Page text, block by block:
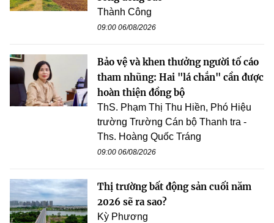
Thành Công
09:00 06/08/2026
Bảo vệ và khen thưởng người tố cáo
tham nhũng: Hai "lá chắn" cần được
hoàn thiện đồng bộ
ThS. Phạm Thị Thu Hiền, Phó Hiệu
trường Trường Cán bộ Thanh tra -
Ths. Hoàng Quốc Tráng
09:00 06/08/2026
Thị trường bất động sản cuối năm
2026 sẽ ra sao?
Kỳ Phương